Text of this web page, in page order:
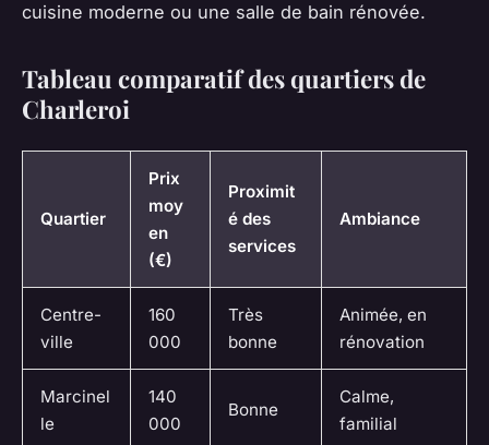
cuisine moderne ou une salle de bain rénovée.
Tableau comparatif des quartiers de
Charleroi
Quartier
Prix
moy
en
(€)
Proximit
é des
services
Ambiance
Centre-
ville
160
000
Très
bonne
Animée, en
rénovation
Marcinel
le
140
000
Bonne
Calme,
familial